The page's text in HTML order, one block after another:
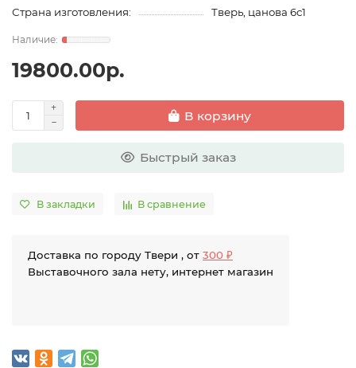
Страна изготовления: Тверь, цанова 6с1
19800.00р.
В корзину
Быстрый заказ
В закладки В сравнение
Доставка по городу Твери , от 300 ₽
Выставочного зала нету, интернет магазин